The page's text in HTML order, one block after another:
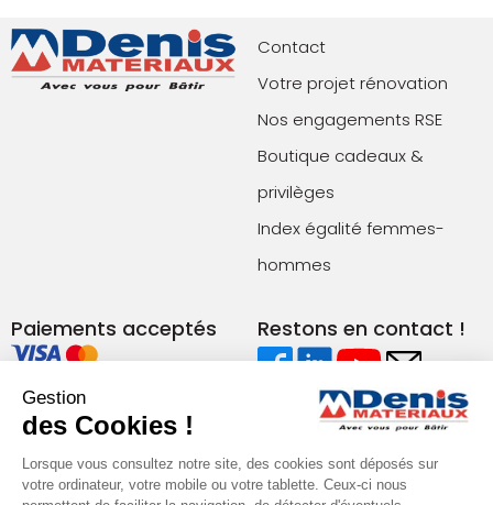
Contact
Votre projet rénovation
Nos engagements RSE
Boutique cadeaux &
privilèges
Index égalité femmes-
hommes
Paiements acceptés Restons en contact !
Conditions générales de vente (agences)
Conditions générales de vente (e-commerce)
Mentions légales
Plan du site
Politique de confidentialité
Gestion
des Cookies !
Lorsque vous consultez notre site, des cookies sont déposés sur
votre ordinateur, votre mobile ou votre tablette. Ceux-ci nous